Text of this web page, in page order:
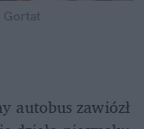
Gortat